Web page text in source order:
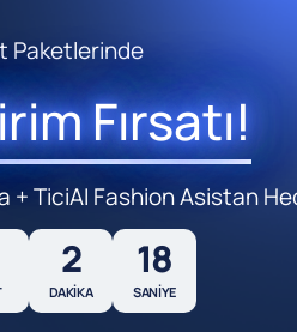
Paketlerinde
Fırsatı!
TiciAI Fashion Asistan
2
DAKIKA
16
SANIYE